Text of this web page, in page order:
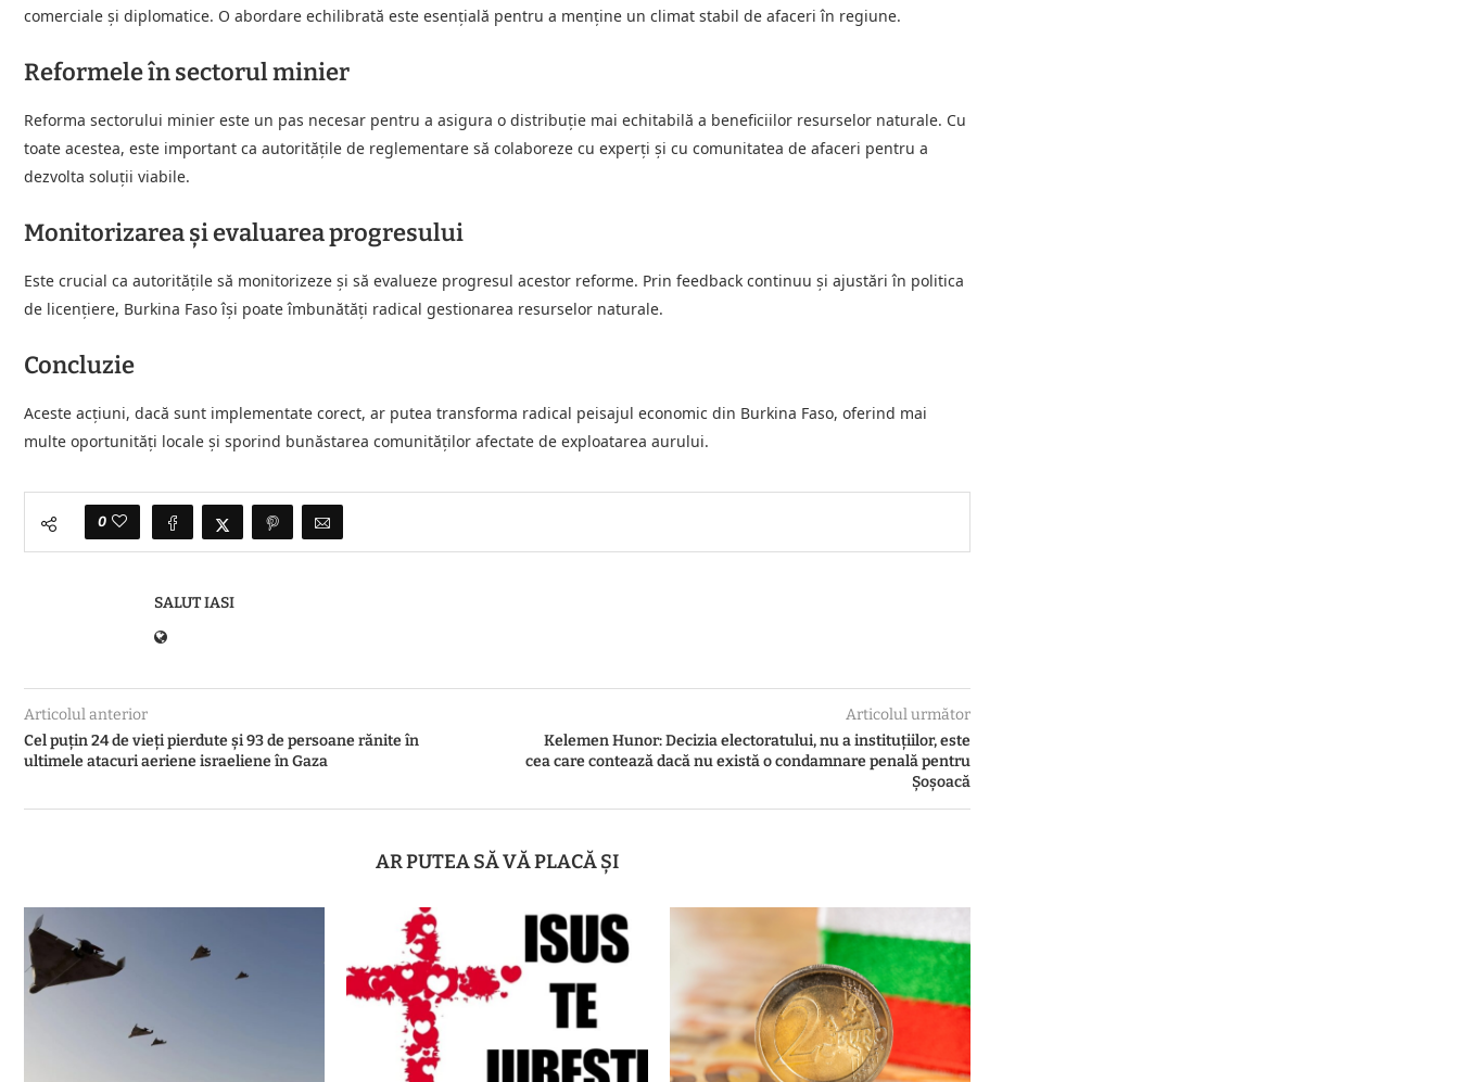
comerciale și diplomatice. O abordare echilibrată este esențială pentru a menține un climat stabil de afaceri în regiune.
Reformele în sectorul minier
Reforma sectorului minier este un pas necesar pentru a asigura o distribuție mai echitabilă a beneficiilor resurselor naturale. Cu
toate acestea, este important ca autoritățile de reglementare să colaboreze cu experți și cu comunitatea de afaceri pentru a
dezvolta soluții viabile.
Monitorizarea și evaluarea progresului
Este crucial ca autoritățile să monitorizeze și să evalueze progresul acestor reforme. Prin feedback continuu și ajustări în politica
de licențiere, Burkina Faso își poate îmbunătăți radical gestionarea resurselor naturale.
Concluzie
Aceste acțiuni, dacă sunt implementate corect, ar putea transforma radical peisajul economic din Burkina Faso, oferind mai
multe oportunități locale și sporind bunăstarea comunităților afectate de exploatarea aurului.
0
SALUT IASI
Articolul anterior
Cel puțin 24 de vieți pierdute și 93 de persoane rănite în
ultimele atacuri aeriene israeliene în Gaza
Articolul următor
Kelemen Hunor: Decizia electoratului, nu a instituțiilor, este
cea care contează dacă nu există o condamnare penală pentru
Șoșoacă
AR PUTEA SĂ VĂ PLACĂ ȘI